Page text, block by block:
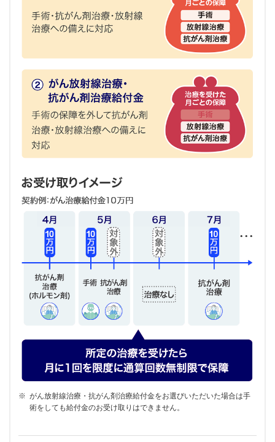
※ がん放射線治療・抗がん剤治療給付金をお選びいただいた場合は手
術をしても給付金のお受け取りはできません。